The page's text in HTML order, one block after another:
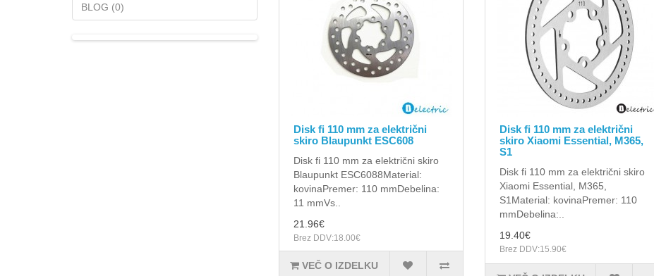
BLOG (0)
Disk fi 110 mm za električni
skiro Blaupunkt ESC608
Disk fi 110 mm za električni skiro
Blaupunkt ESC6088 Material:
kovinaPremer: 110 mmDebelina:
11 mmVs..
21.96€
Brez DDV:18.00€
VEČ O IZDELKU
Disk fi 110 mm za električni
skiro Xiaomi Essential, M365,
S1
Disk fi 110 mm za električni skiro
Xiaomi Essential, M365,
S1Material: kovinaPremer: 110
mmDebelina:..
19.40€
Brez DDV:15.90€